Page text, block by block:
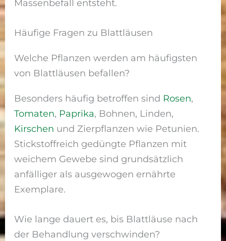
Massenbefall entsteht.
Häufige Fragen zu Blattläusen
Welche Pflanzen werden am häufigsten
von Blattläusen befallen?
Besonders häufig betroffen sind Rosen,
Tomaten, Paprika, Bohnen, Linden,
Kirschen und Zierpflanzen wie Petunien.
Stickstoffreich gedüngte Pflanzen mit
weichem Gewebe sind grundsätzlich
anfälliger als ausgewogen ernährte
Exemplare.
Wie lange dauert es, bis Blattläuse nach
der Behandlung verschwinden?